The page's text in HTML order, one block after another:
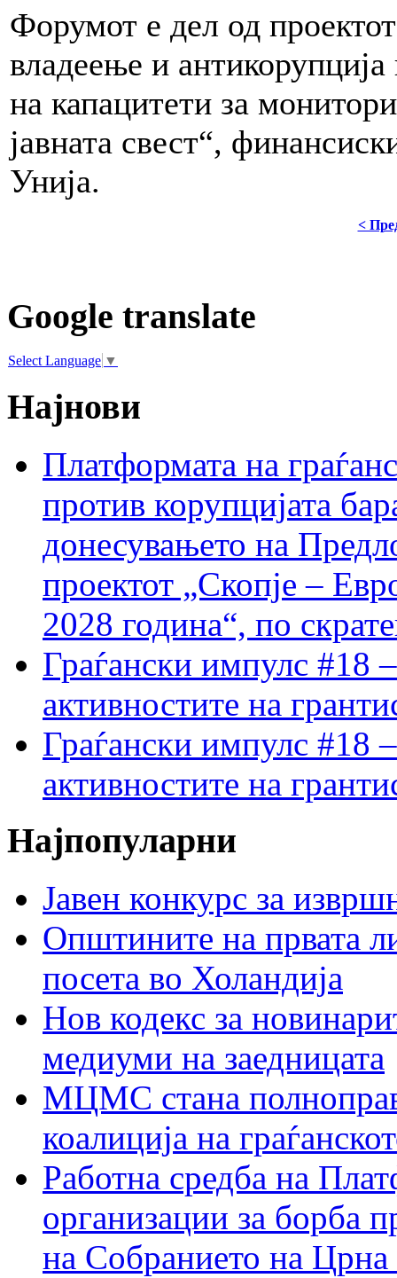
Форумот е дел од
владеење и
на капацитети за
јавната свест“,
Унија.
<
Google translate
Select Language ▼
Најнови
Платформата на
против корупцијата
донесувањето на
проектот „Скопје –
2028 година“, по
Граѓански импулс #18
активностите на
Граѓански импулс #18
активностите на
Најпопуларни
Јавен конкурс за
Општините на првата
посета во Холандија
Нов кодекс за
медиуми на заедницата
МЦМС стана
коалиција на
Работна средба на
организации за борба
на Собранието на Црна